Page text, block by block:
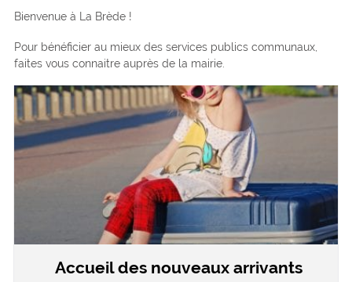
Bienvenue à La Brède !
Pour bénéficier au mieux des services publics communaux,
faites vous connaitre auprès de la mairie.
Accueil des nouveaux arrivants